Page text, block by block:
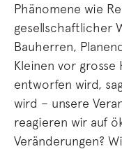
Phänomene wie
gesellschaftlicher
Bauherren,
Kleinen vor grosse
entworfen wird,
wird – unsere
reagieren wir auf
Veränderungen?